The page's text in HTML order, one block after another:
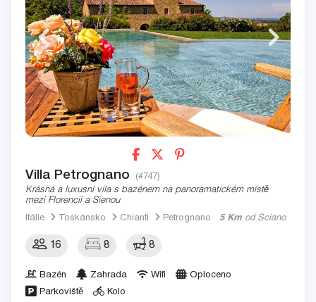
Villa Petrognano (#747)
Krásná a luxusní vila s bazénem na panoramatickém místě
mezi Florencií a Sienou
Itálie
Toskánsko Chianti Petrognano 5 Km od Sciano
16 8 8
Bazén Zahrada Wifi
Oploceno
Parkoviště
Kolo